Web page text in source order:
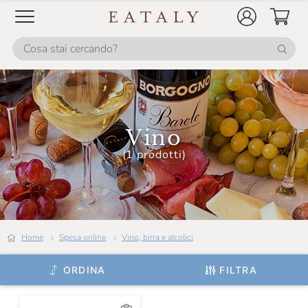
Vino
(1 prodotti)
Home Spesa online Vino, birra e alcolici
ORDINA FILTRA
Campo Alle Comete
Cantina Mesa
Cantina Valtidone
Cantine Florio
Cantine Lunae
Cantine Paltrinieri
Cantine San Marzano
Cantine Dell'Angelo